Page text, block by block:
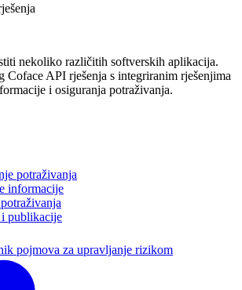
nekoliko različitih softverskih aplikacija.
Coface API rješenja s integriranim rješenjima
i osiguranja potraživanja.
potraživanja
informacije
publikacije
pojmova za upravljanje rizikom